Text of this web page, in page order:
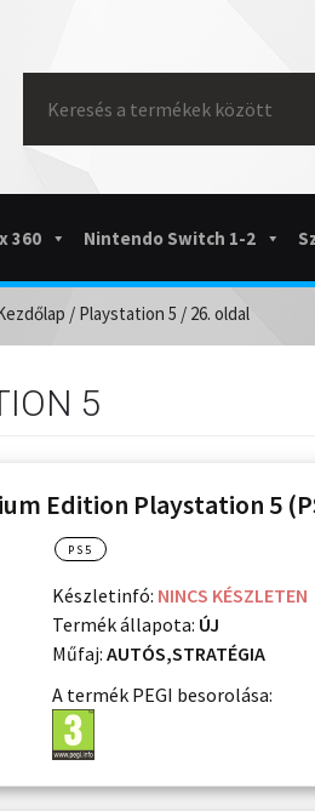
for:
360 Nintendo Switch 1-2
/ Playstation 5 / 26. oldal
5
Edition Playstation 5
PS5
Készletinfó: NINCS KÉSZLETEN
Termék állapota: ÚJ
Műfaj: AUTÓS,STRATÉGIA
A termék PEGI besorolása: